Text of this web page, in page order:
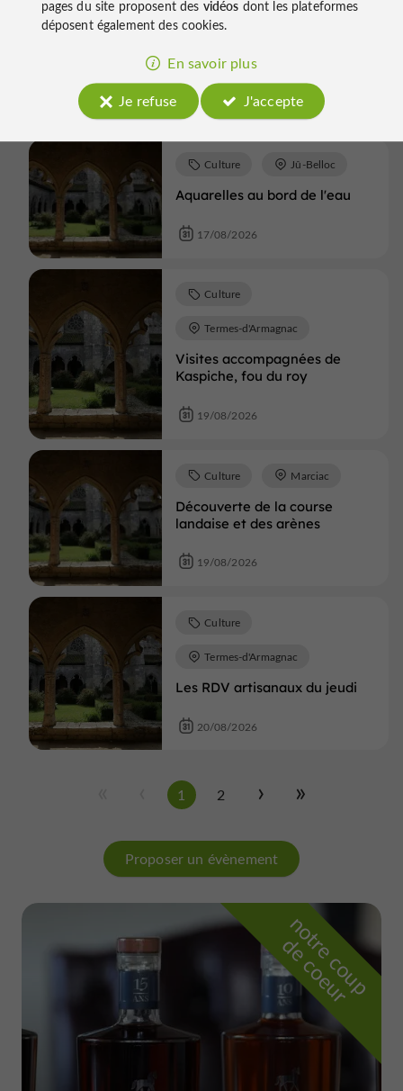
Tournoi de chevalerie
Termes-d'Armagnac
16/08/2026
Aquarelles au bord de l'eau
Culture Jû-Belloc
17/08/2026
Visites accompagnées de
Kaspiche, fou du roy
Culture
Termes-d'Armagnac
19/08/2026
Découverte de la course
landaise et des arènes
Culture Marciac
19/08/2026
Les RDV artisanaux du jeudi
Culture
Termes-d'Armagnac
20/08/2026
1 2
Proposer un évènement
n
o
t
r
e
c
o
u
p
d
e
c
o
e
u
r
pages du site proposent des vidéos dont les plateformes
déposent également des cookies.
En savoir plus
Je refuse
J'accepte